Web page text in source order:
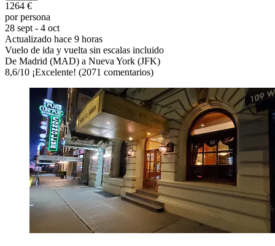
1264 €
por persona
28 sept - 4 oct
Actualizado hace 9 horas
Vuelo de ida y vuelta sin escalas incluido
De Madrid (MAD) a Nueva York (JFK)
8,6/10 ¡Excelente! (2071 comentarios)